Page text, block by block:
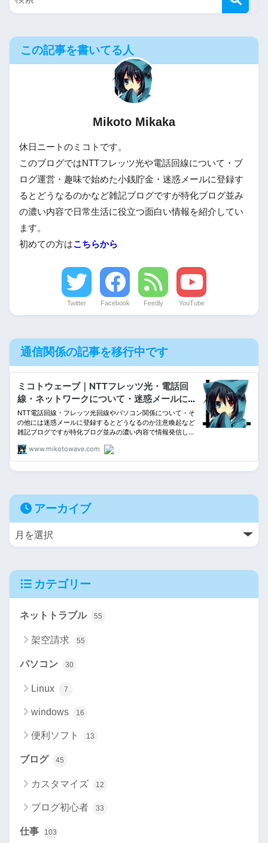
この記事を書いてる人
Mikoto Mikaka
休日ニートのミコトです。
このブログではNTTフレッツ光や電話回線について・ブ
ログ運営・趣味で始めた小銭貯金・迷惑メールに登録す
るとどうなるのかなど雑記ブログですが特化ブログ並み
の濃い内容で日常生活に役立つ面白い情報を紹介してい
ます。
初めての方はこちらから
Twitter Facebook Feedly YouTube
通信関係の記事を移行中です
アーカイブ
カテゴリー
ネットトラブル 55
架空請求 55
パソコン 30
Linux 7
windows 16
便利ソフト 13
ブログ 45
カスタマイズ 12
ブログ初心者 33
仕事 103